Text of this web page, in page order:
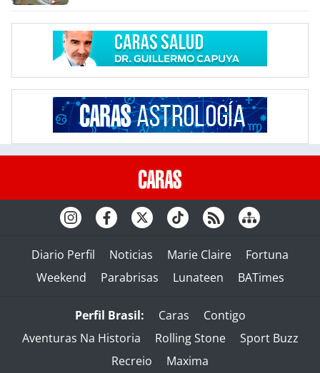
Diario Perfil Noticias Marie Claire
Fortuna
Weekend
Parabrisas Lunateen BATimes
Perfil Brasil: Caras
Contigo
Aventuras Na Historia
Rolling Stone
Sport Buzz
Recreio
Maxima